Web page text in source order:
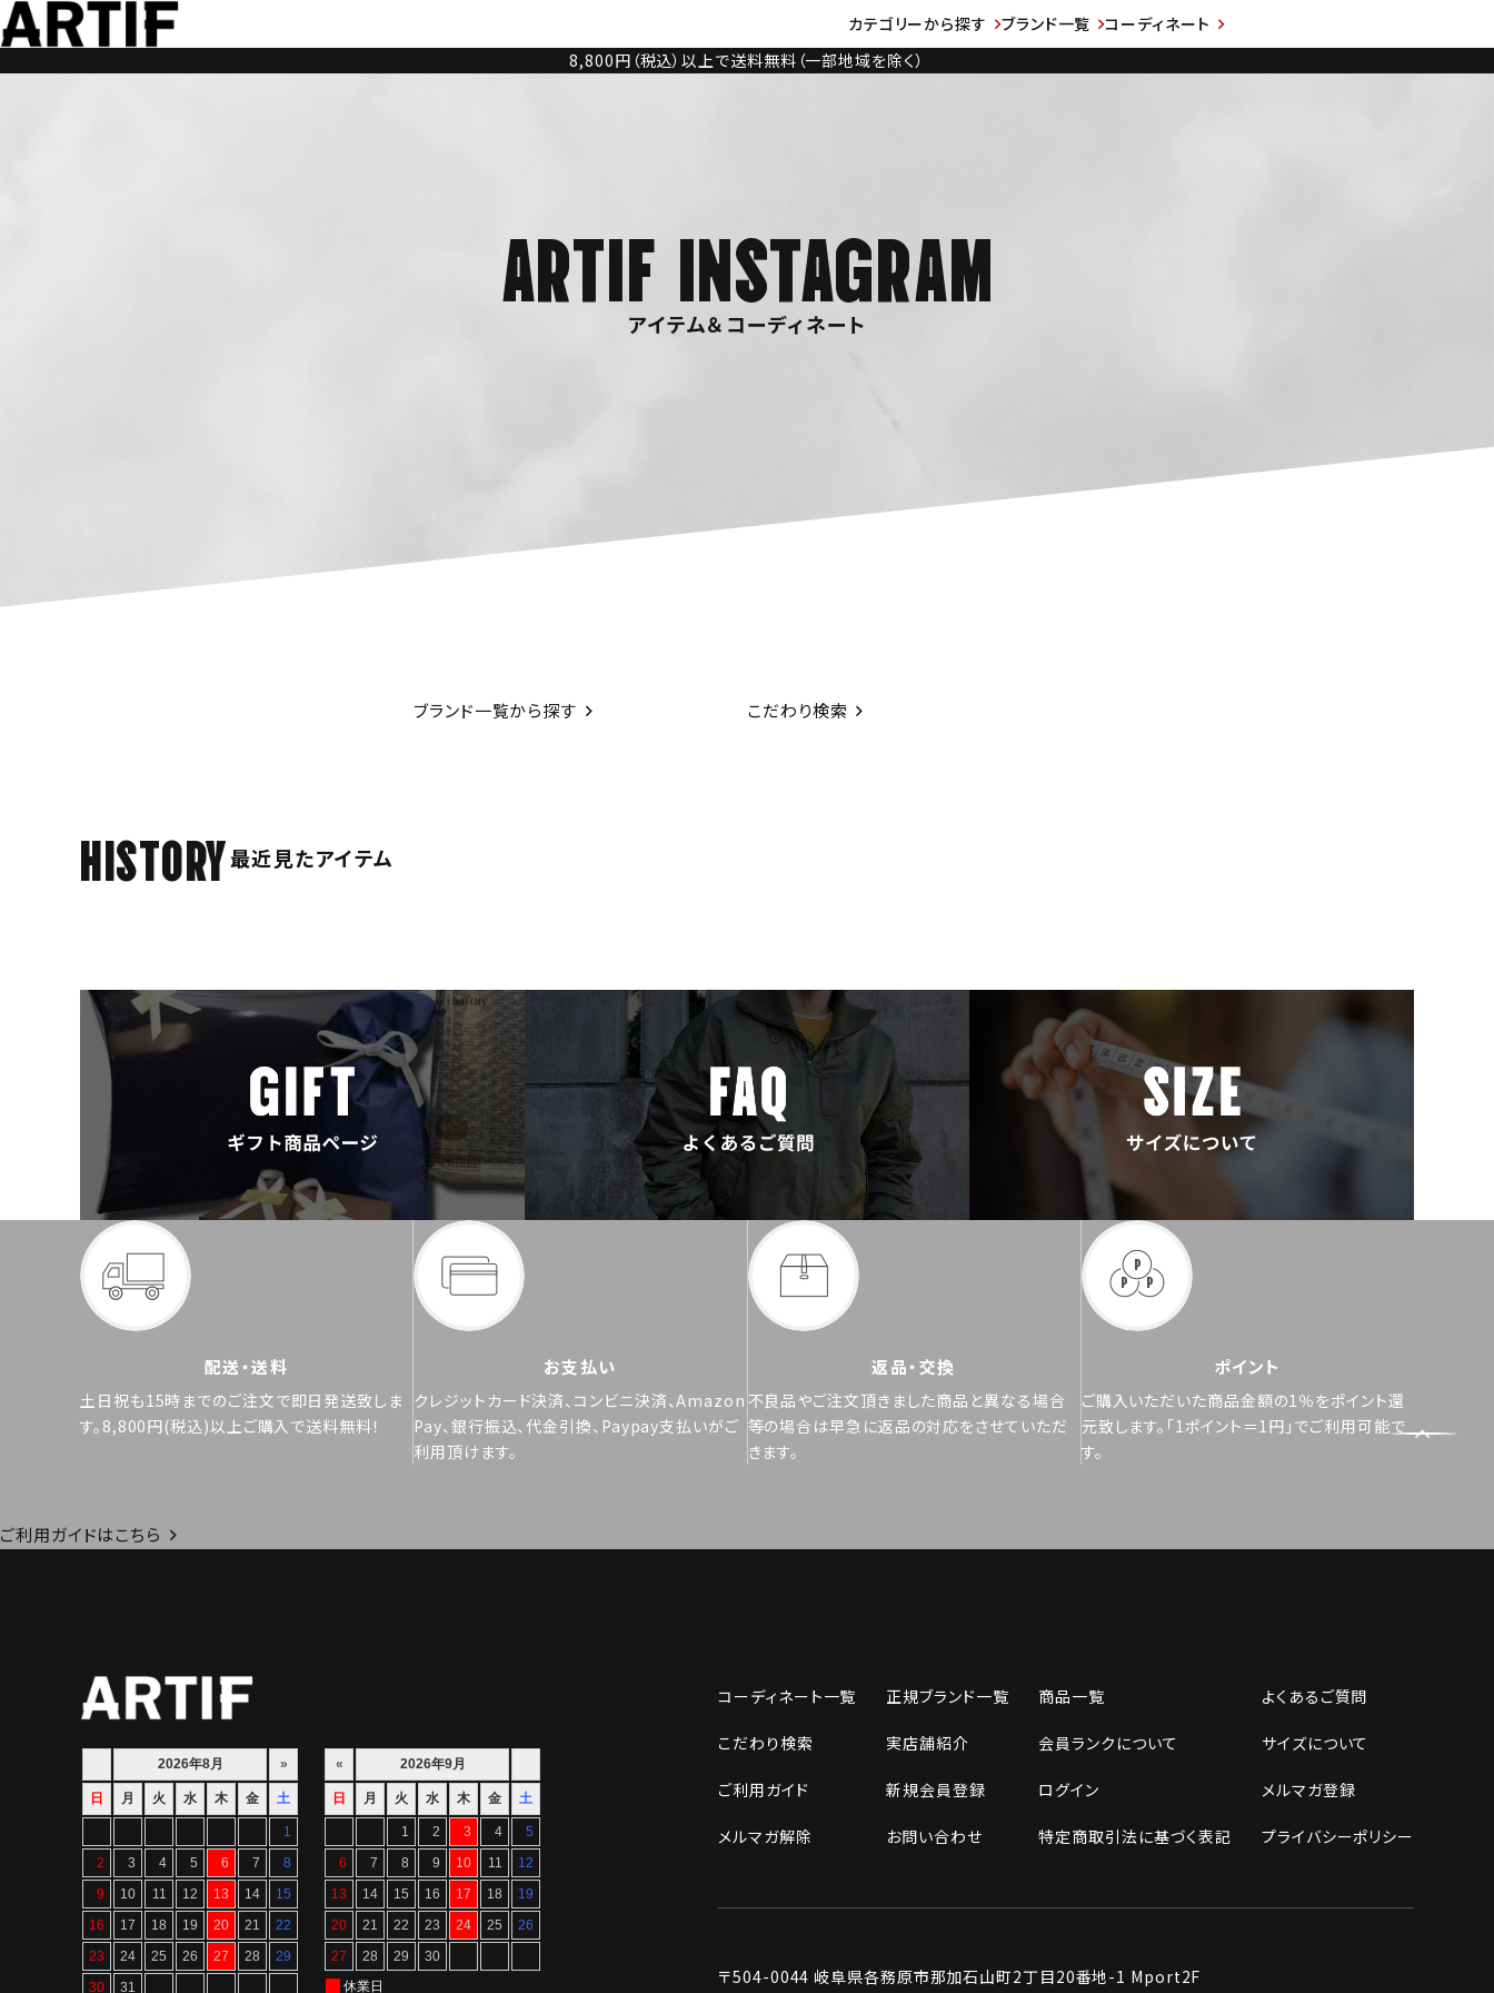
カテゴリーから探す ブランド一覧
コーディネート
8,800円（税込）以上で送料無料（一部地域を除く）
ARTIF INSTAGRAM
アイテム＆コーディネート
ブランド一覧から探す こだわり検索
HISTORY最近見たアイテム
配送・送料
土日祝も15時までのご注文で即日発送致しま
す。8,800円(税込)以上ご購入で送料無料！
お支払い
クレジットカード決済、コンビニ決済、Amazon
Pay、銀行振込、代金引換、Paypay支払いがご
利用頂けます。
返品・交換
不良品やご注文頂きました商品と異なる場合
等の場合は早急に返品の対応をさせていただ
きます。
ポイント
ご購入いただいた商品金額の1％をポイント還
元致します。「1ポイント＝1円」でご利用可能で
す。
ご利用ガイドはこちら
コーディネート一覧 正規ブランド一覧 商品一覧 よくあるご質問
こだわり検索 実店舗紹介 会員ランクについて サイズについて
ご利用ガイド 新規会員登録 ログイン メルマガ登録
メルマガ解除 お問い合わせ 特定商取引法に基づく表記 プライバシーポリシー
〒504-0044 岐阜県各務原市那加石山町2丁目20番地-1 Mport2F